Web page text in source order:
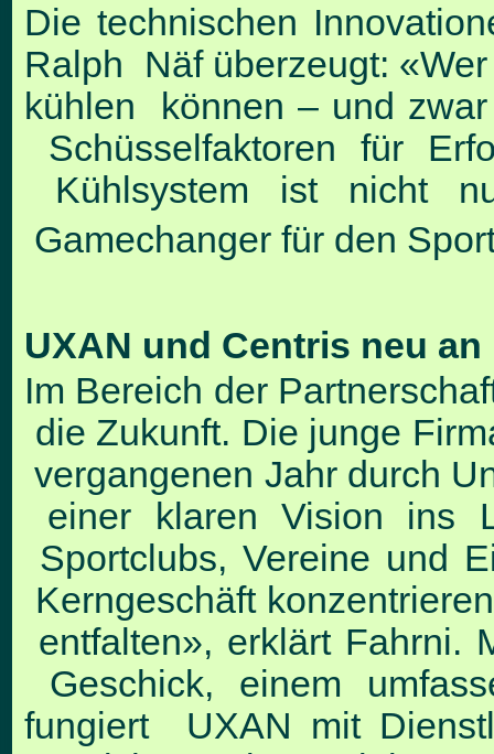
Die technischen
Ralph Näf überzeugt:
kühlen können – und
Schüsselfaktoren für
Kühlsystem ist nicht
Gamechanger für den
UXAN und Centris neu
Im Bereich der
die Zukunft. Die junge
vergangenen Jahr durch
einer klaren Vision ins
Sportclubs, Vereine und
Kerngeschäft
entfalten», erklärt Fahrni.
Geschick, einem
fungiert UXAN mit